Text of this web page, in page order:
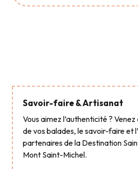
Savoir-faire & Artisanat
Vous aimez l’authenticité ?
de vos balades, le savoir-faire et
partenaires de la Destination
Mont Saint-Michel.